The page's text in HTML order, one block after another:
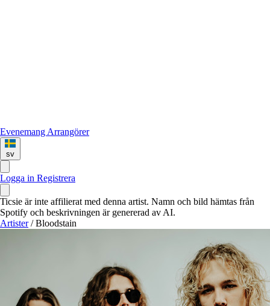
Evenemang Arrangörer
sv
Logga in Registrera
Ticsie är inte affilierat med denna artist. Namn och bild hämtas från
Spotify och beskrivningen är genererad av AI.
Artister / Bloodstain